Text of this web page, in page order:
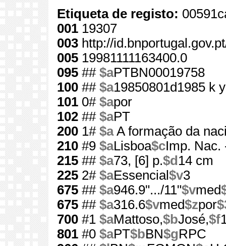
Etiqueta de registo:
001 19307
003 http://
005 19981111163400.0
095 ## $aPTBN00019758
100 ## $a19850801d1985 k
101 0# $apor
102 ## $aPT
200 1# $aA formação da
210 #9 $aLisboa$cImp. Nac.
215 ## $a73, [6] p.$d 14 cm
225 2# $aEssencial$v3
675 ## $a946.9".../11"$vmed
675 ## $a316.6$vmed$zpor
700 #1 $aMattoso,$bJosé,$f
801 #0 $aPT$bBN$gRPC